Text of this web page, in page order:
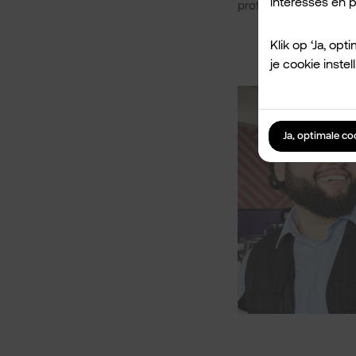
profiteer je van
Klik op ‘Ja,
je cookie
Ja, optimale